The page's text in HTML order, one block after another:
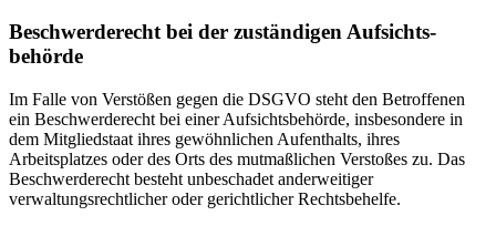
Beschwerde­recht bei der zuständigen Aufsichts­
behörde
Im Falle von Verstößen gegen die DSGVO steht den Betroffenen
ein Beschwerderecht bei einer Aufsichtsbehörde, insbesondere in
dem Mitgliedstaat ihres gewöhnlichen Aufenthalts, ihres
Arbeitsplatzes oder des Orts des mutmaßlichen Verstoßes zu. Das
Beschwerderecht besteht unbeschadet anderweitiger
verwaltungsrechtlicher oder gerichtlicher Rechtsbehelfe.